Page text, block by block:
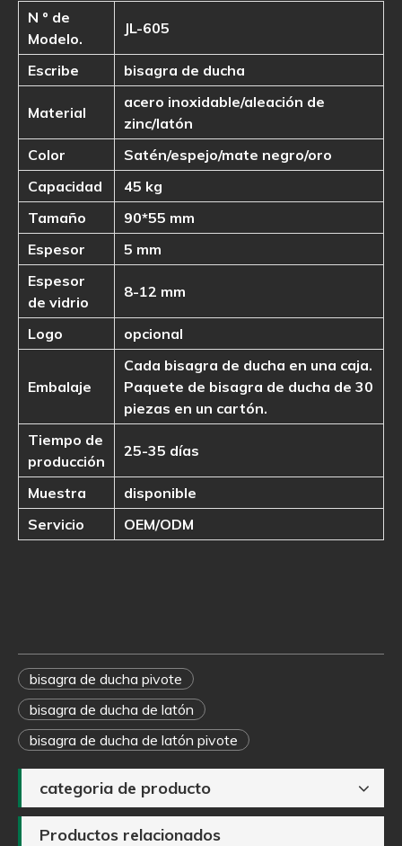
N º de
Modelo.
JL-605
Escribe bisagra de ducha
Material
acero inoxidable/aleación de
zinc/latón
Color
Satén/espejo/mate negro/oro
Capacidad
45 kg
Tamaño
90*55 mm
Espesor
5 mm
Espesor
de vidrio
8-12 mm
Logo opcional
Embalaje
Cada bisagra de ducha en una caja.
Paquete de bisagra de ducha de 30
piezas en un cartón.
Tiempo de
producción
25-35 días
Muestra
disponible
Servicio
OEM/ODM
bisagra de ducha pivote
bisagra de ducha de latón
bisagra de ducha de latón pivote
categoria de producto
Productos relacionados